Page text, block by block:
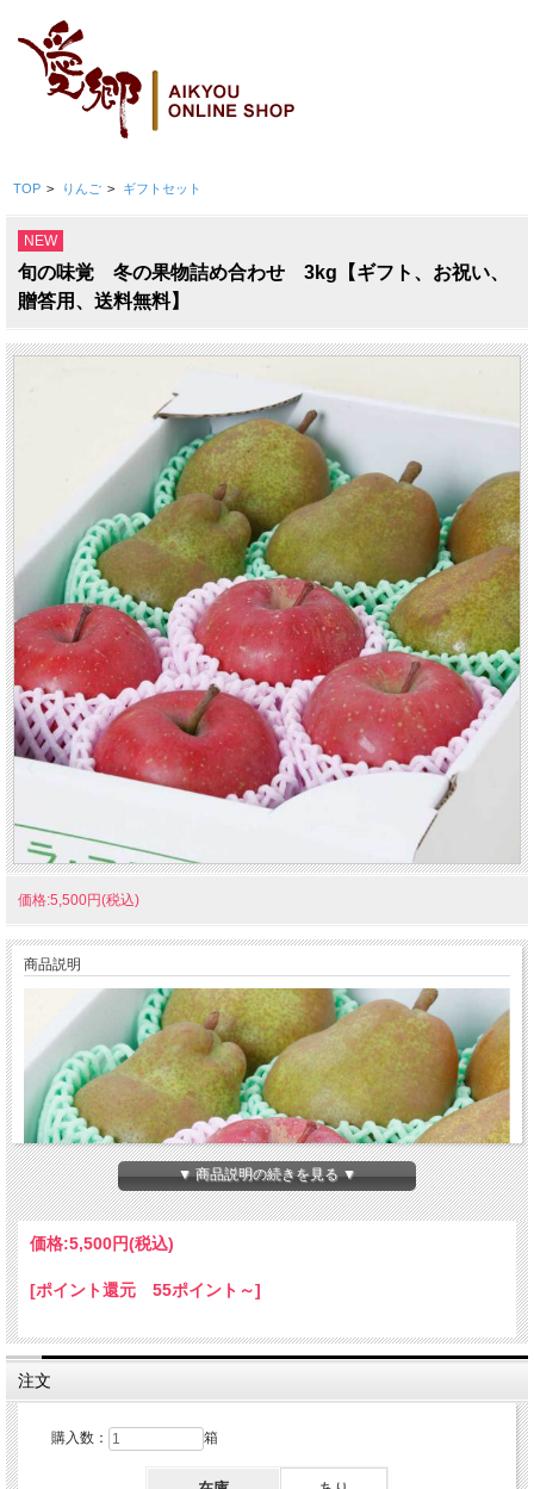
TOP > りんご > ギフトセット
NEW
旬の味覚 冬の果物詰め合わせ 3kg【ギフト、お祝い、
贈答用、送料無料】
価格:5,500円(税込)
商品説明
▼ 商品説明の続きを見る ▼
価格:5,500円(税込)
[ポイント還元 55ポイント～]
注文
購入数： 箱